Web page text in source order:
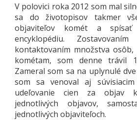
V polovici roka 2012 som mal
sa do životopisov takmer
objaviteľov komét a
encyklopédiu.
kontaktovaním množstva
kométam, som denne trávil
Zameral som sa na uplynulé
som sa venoval aj
udeľovanie cien za objav
jednotlivých objavov,
jednotlivých objaviteľoch.